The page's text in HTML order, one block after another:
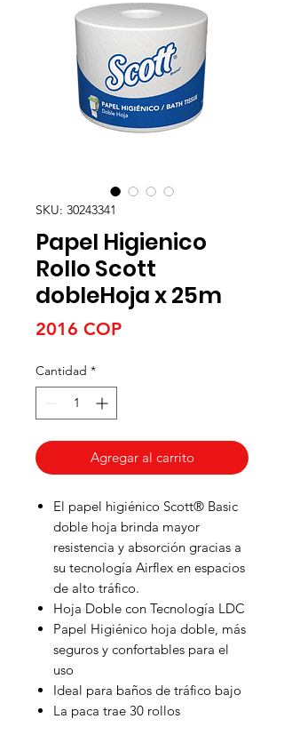
SKU: 30243341
Papel Higienico
Rollo Scott
dobleHoja x 25m
2016 COPPrecio
Cantidad *
Agregar al carrito
El papel higiénico Scott® Basic
doble hoja brinda mayor
resistencia y absorción gracias a
su tecnología Airflex en espacios
de alto tráfico.
Hoja Doble con Tecnología LDC
Papel Higiénico hoja doble, más
seguros y confortables para el
uso
Ideal para baños de tráfico bajo
La paca trae 30 rollos